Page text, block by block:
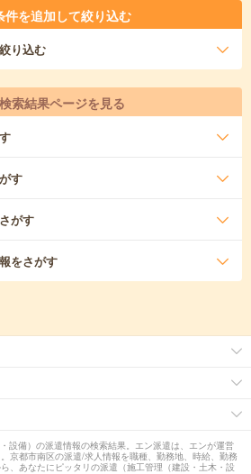
件を追加して絞り込む
り込む
索結果ページを見る
す
がす
をさがす
設備）の派遣情報の検索結果。エン派遣は、エンが運営
京都市南区の派遣/求人情報を職種、勤務地、時給、勤務
、あなたにピッタリの派遣（施工管理（建設・土木・設